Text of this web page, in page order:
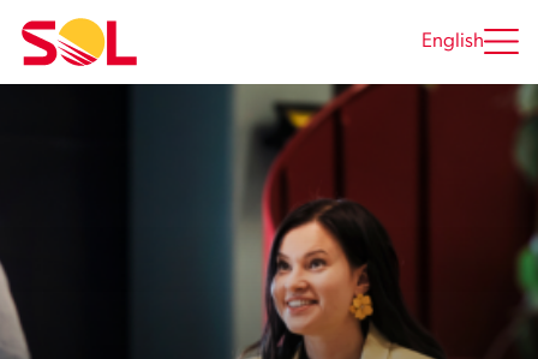
sisältöön
English